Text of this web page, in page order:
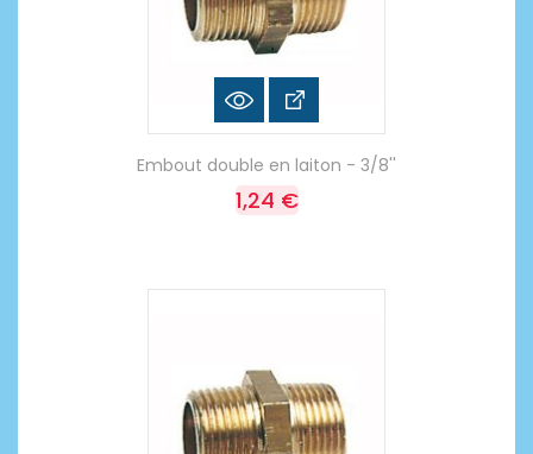
Embout double en laiton - 3/8''
1,24 €